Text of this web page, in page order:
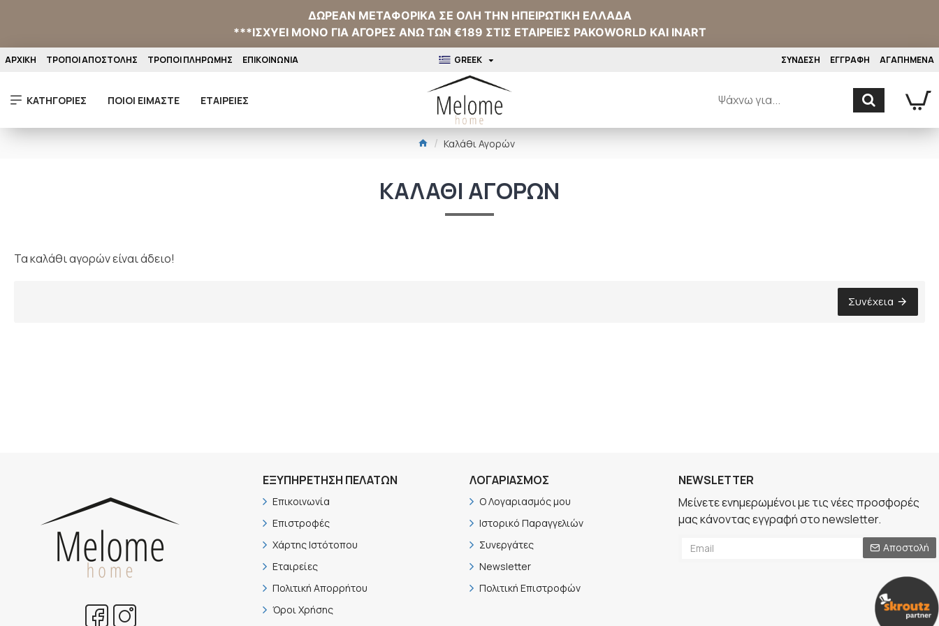
ΔΩΡΕΑΝ ΜΕΤΑΦΟΡΙΚΑ ΣΕ ΟΛΗ ΤΗΝ ΗΠΕΙΡΩΤΙΚΗ ΕΛΛΑΔΑ
***ΙΣΧΥΕΙ MONO ΓΙΑ ΑΓΟΡΕΣ ΑΝΩ ΤΩΝ €189 ΣΤΙΣ ΕΤΑΙΡΕΙΕΣ PAKOWORLD ΚΑΙ INART
ΑΡΧΙΚΗ ΤΡΟΠΟΙ ΑΠΟΣΤΟΛΗΣ ΤΡΟΠΟΙ ΠΛΗΡΩΜΗΣ ΕΠΙΚΟΙΝΩΝΙΑ GREEK ΣΥΝΔΕΣΗ ΕΓΓΡΑΦΗ ΑΓΑΠΗΜΕΝΑ
ΚΑΤΗΓΟΡΙΕΣ ΠΟΙΟΙ ΕΙΜΑΣΤΕ ΕΤΑΙΡΕΙΕΣ
Καλάθι Αγορών
ΚΑΛΆΘΙ ΑΓΟΡΏΝ
Τα καλάθι αγορών είναι άδειο!
Συνέχεια
ΕΞΥΠΗΡΈΤΗΣΗ ΠΕΛΑΤΏΝ
Επικοινωνία
Επιστροφές
Χάρτης Ιστότοπου
Εταιρείες
Πολιτική Απορρήτου
Όροι Χρήσης
ΛΟΓΑΡΙΑΣΜΟΣ
Ο Λογαριασμός μου
Ιστορικό Παραγγελιών
Συνεργάτες
Newsletter
Πολιτική Επιστροφών
NEWSLETTER
Μείνετε ενημερωμένοι με τις νέες προσφορές
μας κάνοντας εγγραφή στο newsletter.
Αποστολή